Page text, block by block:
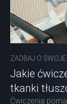
ZADBAJ O
Jakie
tkanki
Ćwiczenia